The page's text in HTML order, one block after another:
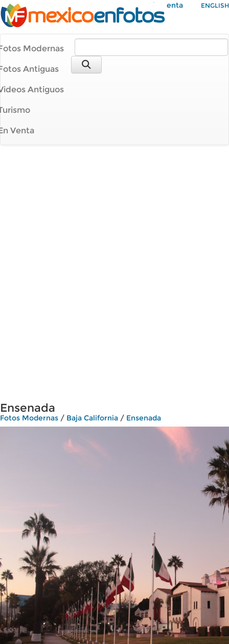
Mi Cuenta ENGLISH
Modernas
Antiguas
Antiguos
Venta
Ensenada
Fotos Modernas / Baja California / Ensenada